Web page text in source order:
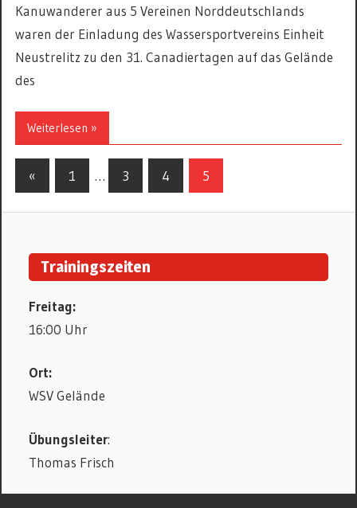
Kanuwanderer aus 5 Vereinen Norddeutschlands
waren der Einladung des Wassersportvereins Einheit
Neustrelitz zu den 31. Canadiertagen auf das Gelände
des
Weiterlesen »
Beitrags-
Navigation
« Vorherige
Beiträge
1 … 3 4 5
Trainingszeiten
Freitag:
16:00 Uhr
Ort:
WSV Gelände
Übungsleiter:
Thomas Frisch